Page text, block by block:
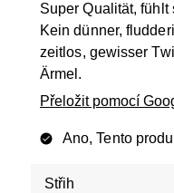
Super Qualität,
Kein dünner,
zeitlos, gewisser
Ärmel.
Přeložit pomocí
Ano, Tento
Střih